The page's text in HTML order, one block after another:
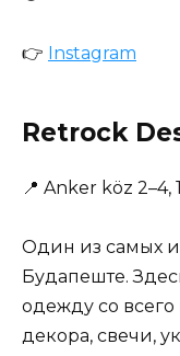
👉 Instagram
Retrock
📍 Anker köz 2–4,
Один из самых
Будапеште.
одежду со
декора, свечи,